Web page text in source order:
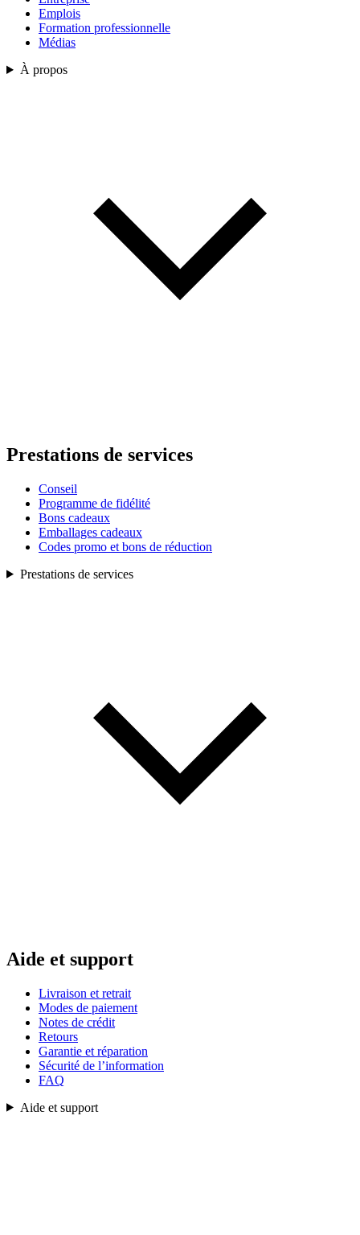
Emplois
Formation professionnelle
Médias
À propos
Prestations de services
Conseil
Programme de fidélité
Bons cadeaux
Emballages cadeaux
Codes promo et bons de réduction
Prestations de services
Aide et support
Livraison et retrait
Modes de paiement
Notes de crédit
Retours
Garantie et réparation
Sécurité de l’information
FAQ
Aide et support